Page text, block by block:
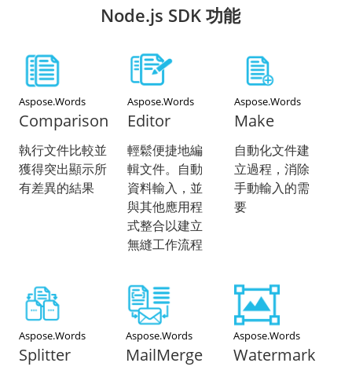
Node.js SDK 功能
Aspose.Words
Comparison
執行文件比較並
獲得突出顯示所
有差異的結果
Aspose.Words
Editor
輕鬆便捷地編
輯文件。自動
資料輸入，並
與其他應用程
式整合以建立
無縫工作流程
Aspose.Words
Make
自動化文件建
立過程，消除
手動輸入的需
要
Aspose.Words
Splitter
Aspose.Words
MailMerge
Aspose.Words
Watermark